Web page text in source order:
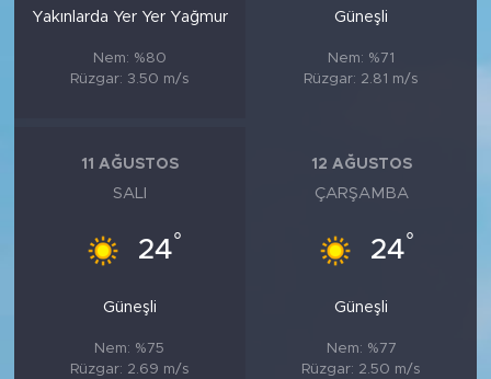
Yakınlarda Yer Yer Yağmur
Nem: %80
Rüzgar: 3.50 m/s
Güneşli
Nem: %71
Rüzgar: 2.81 m/s
11 AĞUSTOS
SALI
24°
Güneşli
Nem: %75
Rüzgar: 2.69 m/s
12 AĞUSTOS
ÇARŞAMBA
24°
Güneşli
Nem: %77
Rüzgar: 2.50 m/s